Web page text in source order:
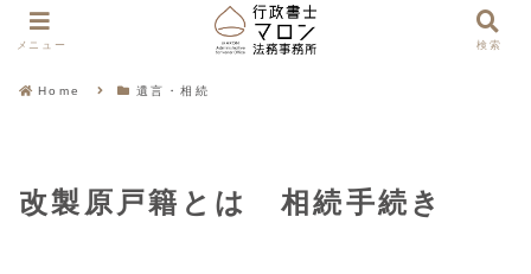
Home 遺言・相続
改製原戸籍とは 相続手続き
メニュー 検索